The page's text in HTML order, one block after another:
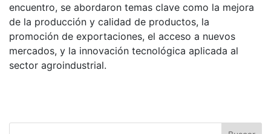
encuentro, se abordaron temas clave como la mejora
de la producción y calidad de productos, la
promoción de exportaciones, el acceso a nuevos
mercados, y la innovación tecnológica aplicada al
sector agroindustrial.